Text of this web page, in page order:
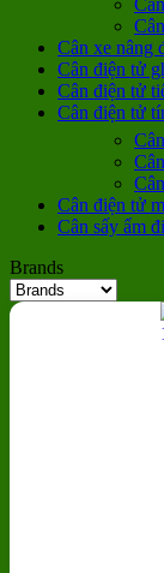
Cân xe nâng
Cân điện tử
Cân điện tử
Cân điện tử
Cân điện tử
Cân sấy ẩm
Brands